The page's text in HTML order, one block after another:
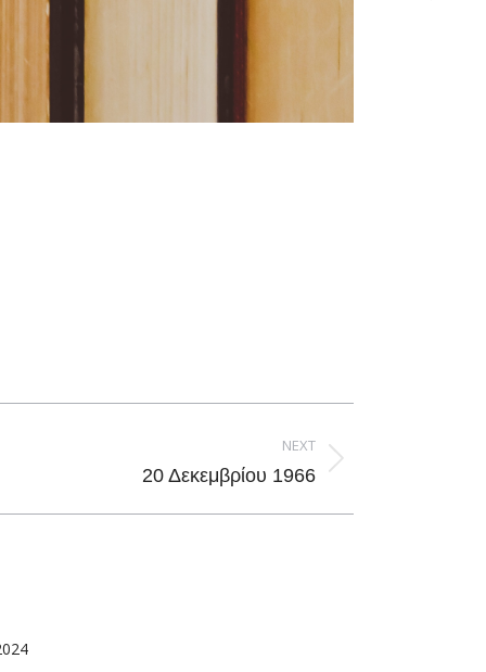
NEXT
20 Δεκεμβρίου 1966